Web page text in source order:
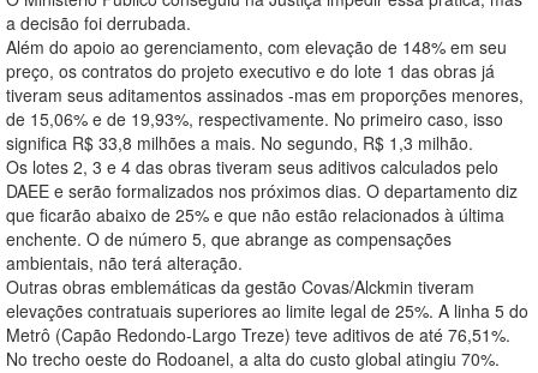
a decisão foi derrubada.
Além do apoio ao gerenciamento, com elevação de 148% em seu
preço, os contratos do projeto executivo e do lote 1 das obras já
tiveram seus aditamentos assinados -mas em proporções menores,
de 15,06% e de 19,93%, respectivamente. No primeiro caso, isso
significa R$ 33,8 milhões a mais. No segundo, R$ 1,3 milhão.
Os lotes 2, 3 e 4 das obras tiveram seus aditivos calculados pelo
DAEE e serão formalizados nos próximos dias. O departamento diz
que ficarão abaixo de 25% e que não estão relacionados à última
enchente. O de número 5, que abrange as compensações
ambientais, não terá alteração.
Outras obras emblemáticas da gestão Covas/Alckmin tiveram
elevações contratuais superiores ao limite legal de 25%. A linha 5 do
Metrô (Capão Redondo-Largo Treze) teve aditivos de até 76,51%.
No trecho oeste do Rodoanel, a alta do custo global atingiu 70%.